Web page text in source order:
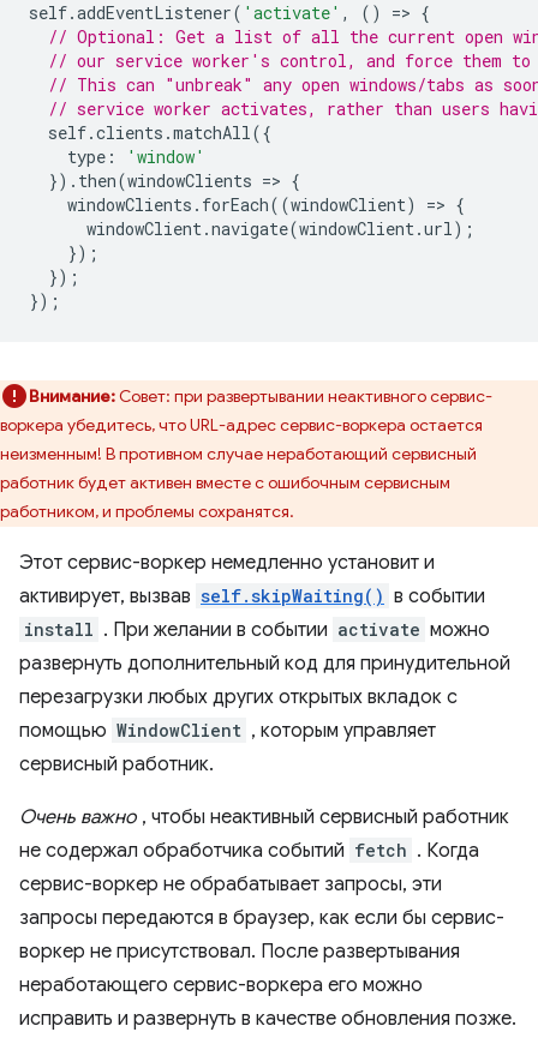
self.addEventListener( 'activate' , () => {
// Optional: Get a list of all the current open
// our service worker's control, and force them to
// This can "unbreak" any open windows/tabs as
// service worker activates, rather than users
self.clients .matchAll({
type :
'window'
}). then(windowClients => {
windowClients . forEach((windowClient) => {
windowClient.navigate(windowClient.url);
});
});
});
Внимание:Совет: при развертывании неактивного сервис-
воркера убедитесь, что URL-адрес сервис-воркера остается
неизменным! В противном случае неработающий сервисный
работник будет активен вместе с ошибочным сервисным
работником, и проблемы сохранятся.
Этот сервис-воркер немедленно установит и
активирует, вызвав self.skipWaiting() в событии
install . При желании в событии activate можно
развернуть дополнительный код для принудительной
перезагрузки любых других открытых вкладок с
помощью WindowClient , которым управляет
сервисный работник.
Очень важно , чтобы неактивный сервисный работник
не содержал обработчика событий fetch . Когда
сервис-воркер не обрабатывает запросы, эти
запросы передаются в браузер, как если бы сервис-
воркер не присутствовал. После развертывания
неработающего сервис-воркера его можно
исправить и развернуть в качестве обновления позже.